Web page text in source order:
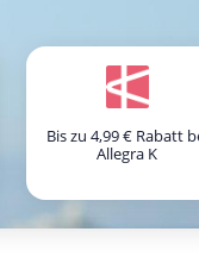
Bis zu 4,99 € Rabatt
Allegra K